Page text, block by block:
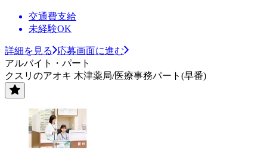
交通費支給
未経験OK
詳細を見る
応募画面に進む
アルバイト・パート
クスリのアオキ 木津薬局/医療事務パート(早番)